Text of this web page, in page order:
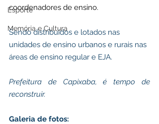
Esporte
Memória e Cultura
coordenadores de ensino.
Sendo distribuídos e lotados nas
unidades de ensino urbanos e rurais nas
áreas de ensino regular e EJA.
Prefeitura de Capixaba, é tempo de
reconstruir.
Galeria de fotos: